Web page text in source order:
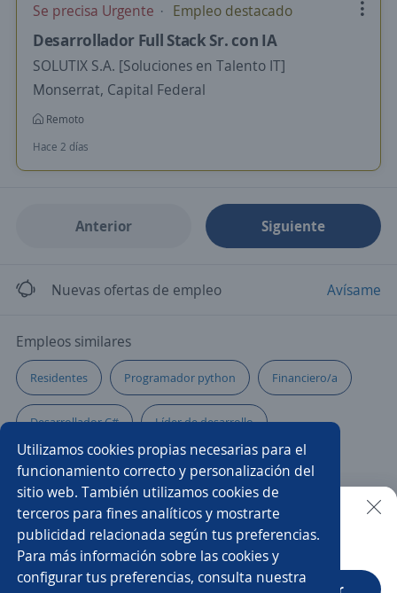
Utilizamos cookies propias necesarias para el
funcionamiento correcto y personalización del
sitio web. También utilizamos cookies de
terceros para fines analíticos y mostrarte
publicidad relacionada según tus preferencias.
Para más información sobre las cookies y
configurar tus preferencias, consulta nuestra
Se precisa Urgente Empleo destacado
Desarrollador Full Stack Sr. con IA
SOLUTIX S.A. [Soluciones en Talento IT]
Monserrat, Capital Federal
Remoto
Hace 2 días
Anterior Siguiente
Nuevas ofertas de empleo Avísame
Empleos similares
Residentes Programador python Financiero/a
Desarrollador C# Líder de desarrollo
Técnicos electrónicos Developer
Ingeniero/a electrónico/a Técnico/a de mantenimiento
Técnico informático Ejecutivo/a financiero
Buscar es más fácil en la app
CT App Abrir